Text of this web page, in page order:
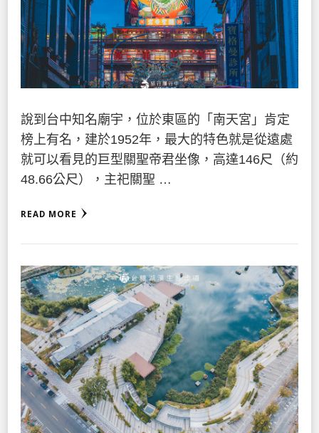
說到台中知名廟宇，位於東區的「南天宮」肯定
榜上有名，建於1952年，最大的特色就是從遠處
就可以看見的巨型關聖帝君坐像，高達146尺（約
48.66公尺），主祀關聖 …
READ MORE